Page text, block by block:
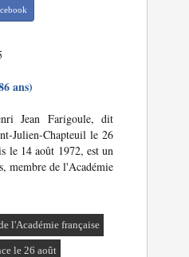
ans)
Jean Farigoule, dit
Julien-Chapteuil le 26
le 14 août 1972, est un
membre de l'Académie
l'Académie française
le 26 août